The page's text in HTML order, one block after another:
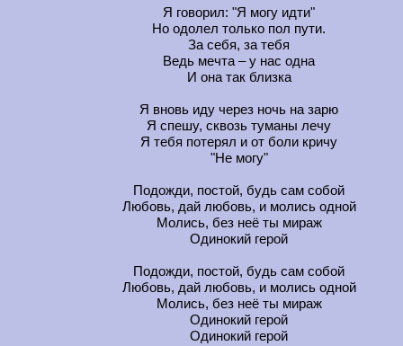
Я говорил: "Я могу идти"
Но одолел только пол пути.
За себя, за тебя
Ведь мечта – у нас одна
И она так близка
Я вновь иду через ночь на зарю
Я спешу, сквозь туманы лечу
Я тебя потерял и от боли кричу
"Не могу"
Подожди, постой, будь сам собой
Любовь, дай любовь, и молись одной
Молись, без неё ты мираж
Одинокий герой
Подожди, постой, будь сам собой
Любовь, дай любовь, и молись одной
Молись, без неё ты мираж
Одинокий герой
Одинокий герой